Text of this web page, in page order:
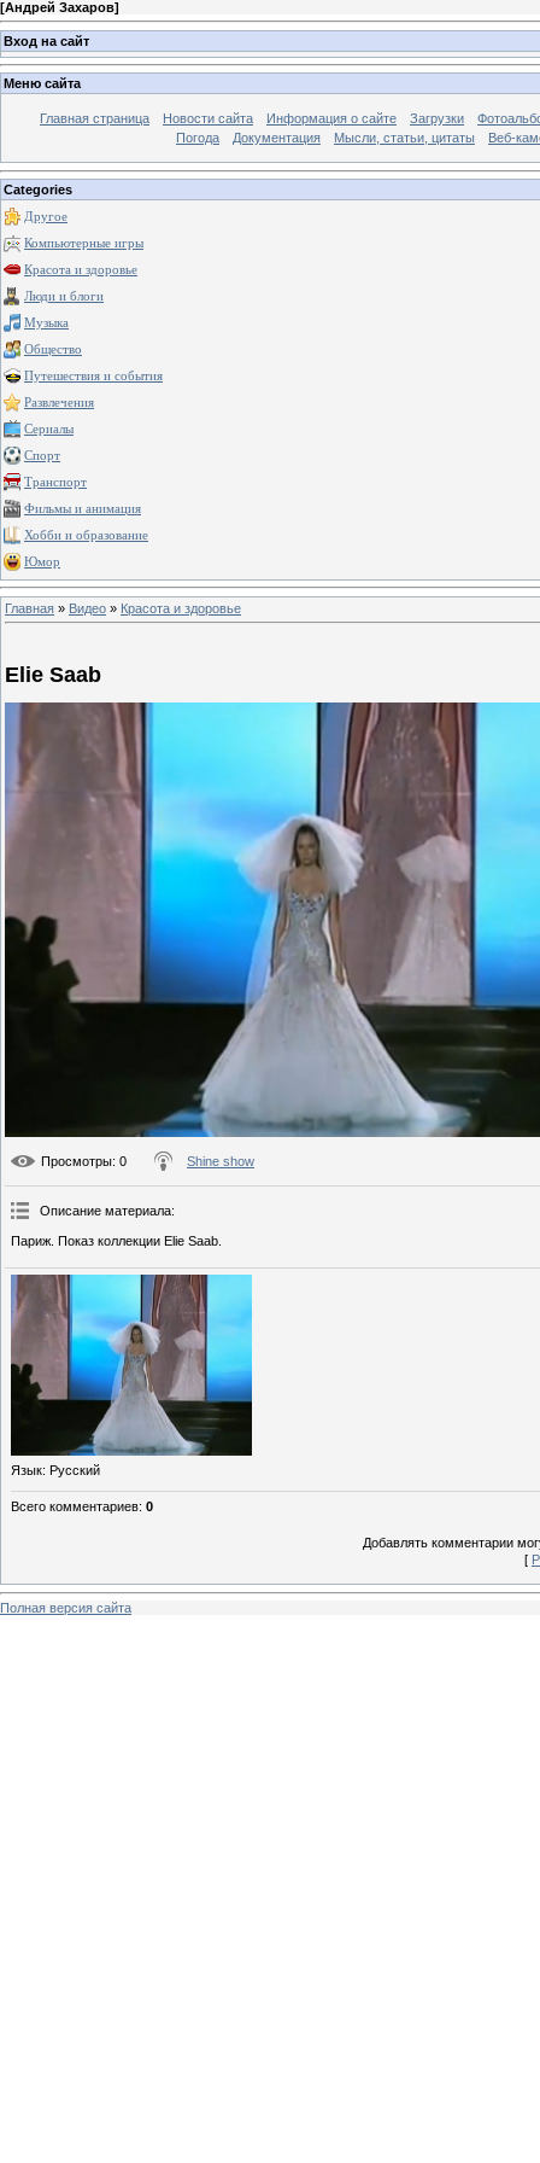
[Андрей Захаров]
Вход на сайт
Меню сайта
Главная страница Новости сайта Информация о сайте Загрузки
Погода
Документация Мысли, статьи, цитаты Веб-
Categories
Другое
Компьютерные игры
Красота и здоровье
Люди и блоги
Музыка
Общество
Путешествия и события
Развлечения
Сериалы
Спорт
Транспорт
Фильмы и анимация
Хобби и образование
Юмор
Главная » Видео » Красота и здоровье
Elie Saab
Просмотры: 0 Shine show
Описание материала:
Париж. Показ коллекции Elie Saab.
Язык: Русский
Всего комментариев: 0
Добавлять комментарии
[
Полная версия сайта